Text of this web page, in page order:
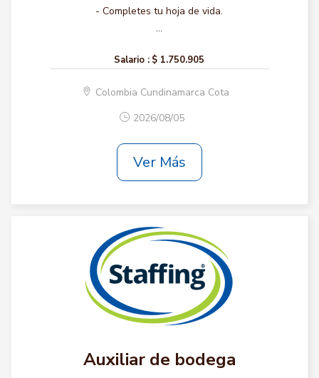
- Completes tu hoja de vida.
...
Salario : $ 1.750.905
Colombia Cundinamarca Cota
2026/08/05
Ver Más
Auxiliar de bodega